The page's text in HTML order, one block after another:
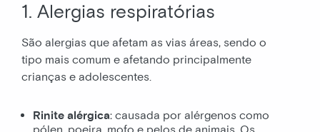
1. Alergias respiratórias
São alergias que afetam as vias áreas, sendo o
tipo mais comum e afetando principalmente
crianças e adolescentes.
Rinite alérgica: causada por alérgenos como